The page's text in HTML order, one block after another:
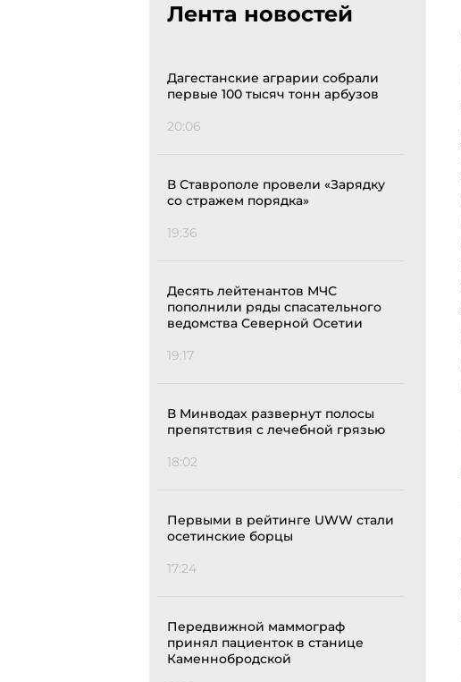
Лента новостей
Дагестанские аграрии собрали
первые 100 тысяч тонн арбузов
20:06
В Ставрополе провели «Зарядку
со стражем порядка»
19:36
Десять лейтенантов МЧС
пополнили ряды спасательного
ведомства Северной Осетии
19:17
В Минводах развернут полосы
препятствия с лечебной грязью
18:02
Первыми в рейтинге UWW стали
осетинские борцы
17:24
Передвижной маммограф
принял пациенток в станице
Каменнобродской